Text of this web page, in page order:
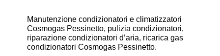
Manutenzione condizionatori e climatizzatori
Cosmogas Pessinetto, pulizia condizionatori,
riparazione condizionatori d’aria, ricarica gas
condizionatori Cosmogas Pessinetto.